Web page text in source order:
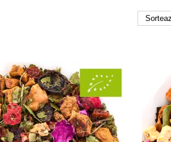
pentru cei care apreciază ceaiul băut pe
ale zilei pot fi, uneori, adevărate